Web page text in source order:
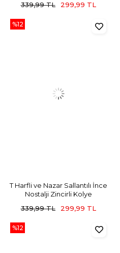
339,99 TL
299,99 TL
T Harfli ve Nazar Sallantılı İnce
Nostalji Zincirli Kolye
339,99 TL
299,99 TL
%12
%12